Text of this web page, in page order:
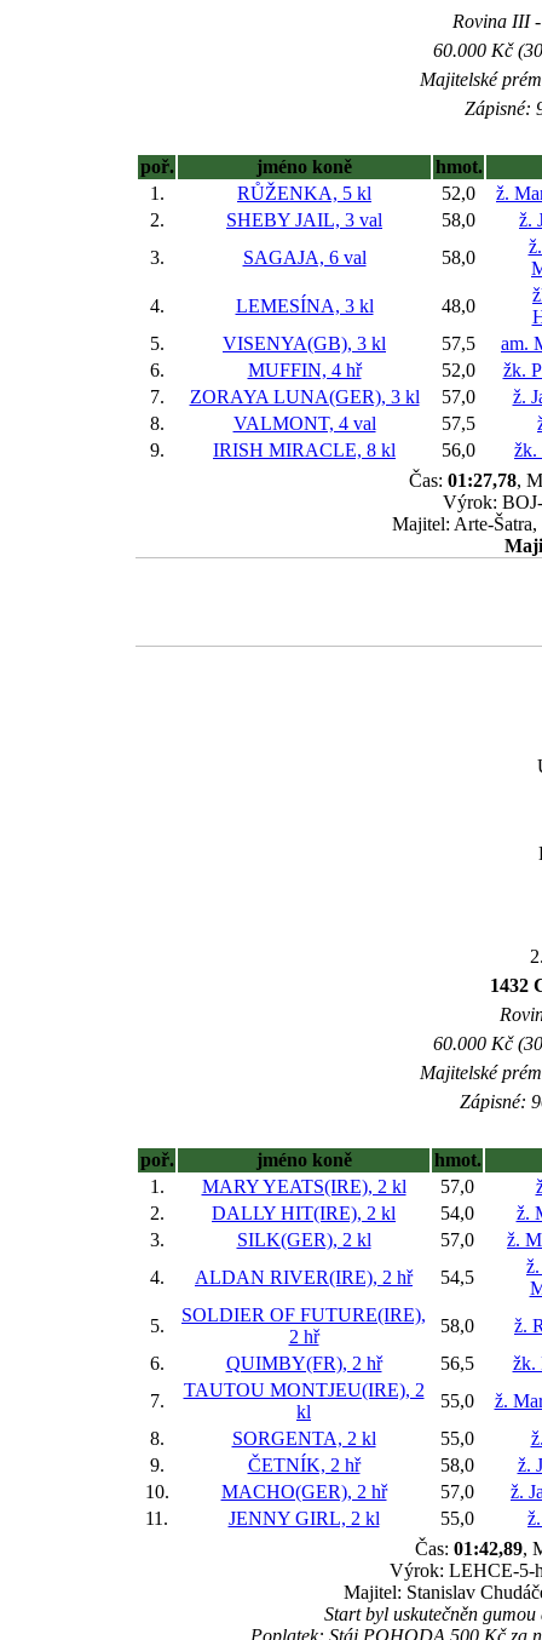
Rovina III
60.000 Kč
Majitelské
Zápisné:
poř. jméno koně
hmot.
1.
RŮŽENKA, 5 kl 52,0
ž.
2.
SHEBY JAIL, 3 val 58,0
ž.
3.
SAGAJA, 6 val 58,0
4.
LEMESÍNA, 3 kl 48,0
5.
VISENYA(GB), 3 kl 57,5
am.
6.
MUFFIN, 4 hř 52,0
žk.
7.
ZORAYA LUNA(GER), 3 kl 57,0
ž.
8.
VALMONT, 4 val 57,5
9.
IRISH MIRACLE, 8 kl 56,0
žk.
Čas: 01:27,78,
Výrok:
Majitel: Arte-
1432
60.000 Kč
Majitelské
Zápisné:
poř. jméno koně
hmot.
1.
MARY YEATS(IRE), 2 kl 57,0
2.
DALLY HIT(IRE), 2 kl 54,0
ž.
3.
SILK(GER), 2 kl 57,0
ž.
4.
ALDAN RIVER(IRE), 2 hř 54,5
5.
SOLDIER OF FUTURE(IRE),
2 hř
58,0
ž.
6.
QUIMBY(FR), 2 hř 56,5
žk.
7.
TAUTOU MONTJEU(IRE), 2
kl
55,0
ž.
8.
SORGENTA, 2 kl 55,0
9.
ČETNÍK, 2 hř 58,0
ž.
10.
MACHO(GER), 2 hř 57,0
ž.
11.
JENNY GIRL, 2 kl 55,0
Čas: 01:42,89,
Výrok: LEHCE-5-
Majitel: Stanislav
Start byl uskutečněn
Poplatek: Stáj POHODA 500 Kč za